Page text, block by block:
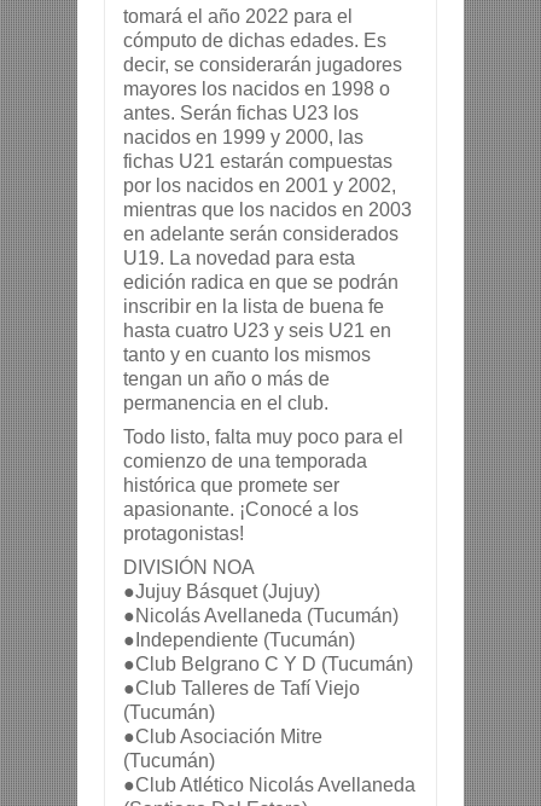
tomará el año 2022 para el
cómputo de dichas edades. Es
decir, se considerarán jugadores
mayores los nacidos en 1998 o
antes. Serán fichas U23 los
nacidos en 1999 y 2000, las
fichas U21 estarán compuestas
por los nacidos en 2001 y 2002,
mientras que los nacidos en 2003
en adelante serán considerados
U19. La novedad para esta
edición radica en que se podrán
inscribir en la lista de buena fe
hasta cuatro U23 y seis U21 en
tanto y en cuanto los mismos
tengan un año o más de
permanencia en el club.
Todo listo, falta muy poco para el
comienzo de una temporada
histórica que promete ser
apasionante. ¡Conocé a los
protagonistas!
DIVISIÓN NOA
●Jujuy Básquet (Jujuy)
●Nicolás Avellaneda (Tucumán)
●Independiente (Tucumán)
●Club Belgrano C Y D (Tucumán)
●Club Talleres de Tafí Viejo
(Tucumán)
●Club Asociación Mitre
(Tucumán)
●Club Atlético Nicolás Avellaneda